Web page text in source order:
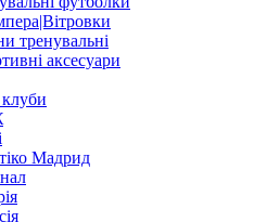
тренувальні
аксесуари
Мадрид